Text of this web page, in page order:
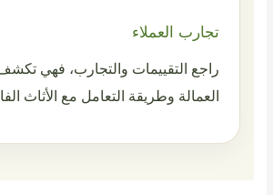
تجارب العملاء
راجع التقييمات والتجارب، فهي
العمالة وطريقة التعامل مع الأثاث